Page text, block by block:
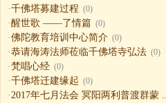
·千佛塔募建过程 (0)
·醒世歌 ——了情篇 (0)
·佛陀教育培训中心简介 (0)
·恭请海涛法师莅临千佛塔寺弘法 (0)
·梵唱心经 (0)
·千佛塔迁建缘起 (0)
· 2017年七月法会 冥阳两利普渡群蒙 ...